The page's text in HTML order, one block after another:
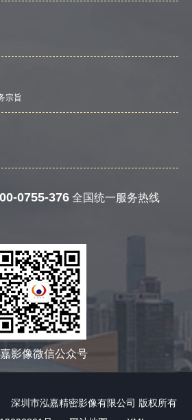
宗旨
0755-376 全国统一服务热线
影像微信公众号
圳市泓嘉精密影像有限公司 版权所有